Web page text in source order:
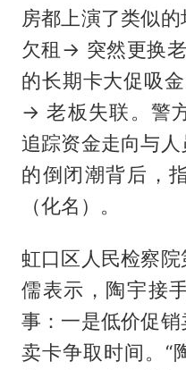
房都上演了类似的
欠租→ 突然更换
的长期卡大促吸
→ 老板失联。警
追踪资金走向与
的倒闭潮背后，
（化名）。
虹口区人民检察
儒表示，陶宇接
事：一是低价促
卖卡争取时间。“